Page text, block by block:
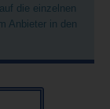
die einzelnen
Anbieter in den